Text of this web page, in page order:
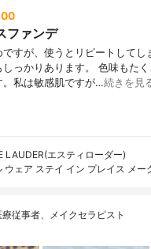
ファンデ
ですが、使うとリピートしてし
っかりあります。 色味もた
。私は敏感肌ですが…続きを見
LAUDER(エスティローダー)
ウェア ステイ イン プレイス メー
従事者、メイクセラピスト